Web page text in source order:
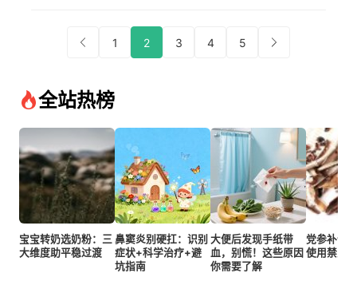
就医排查，避免不当处理加重伤情，助力损伤
1 2 3 4 5
全站热榜
宝宝转奶选奶粉：三
大维度助平稳过渡
鼻窦炎别硬扛：识别
症状+科学治疗+避
坑指南
大便后发现手纸带
血，别慌！这些原因
你需要了解
党参补气
使用禁忌